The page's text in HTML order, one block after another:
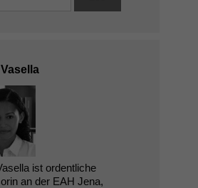
ist ordentliche
an der EAH Jena,